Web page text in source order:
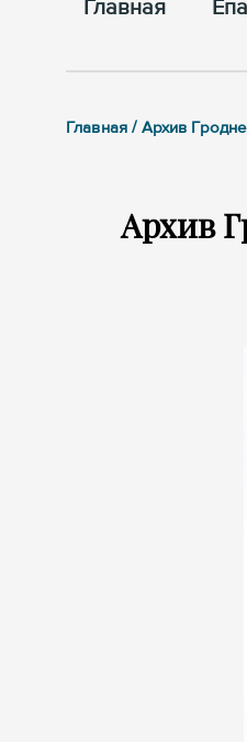
Главная
Главная / Архив
Архив